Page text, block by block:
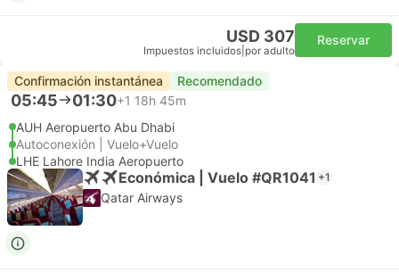
USD 307
Impuestos incluidos por adulto
Reservar
Confirmación instantánea Recomendado
05:45 01:30+1 18h 45m
AUH Aeropuerto Abu Dhabi
Autoconexión | Vuelo+Vuelo
LHE Lahore India Aeropuerto
Económica | Vuelo #QR1041 +1
Qatar Airways